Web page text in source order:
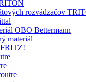
rozvádzačov
OBO Bettermann
materiál